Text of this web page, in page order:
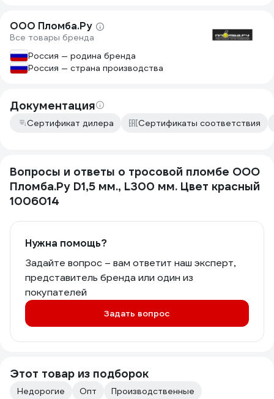
ООО Пломба.Ру
Все товары бренда
Россия — родина бренда
Россия — страна производства
Документация
Сертификат дилера Сертификаты соответствия
Вопросы и ответы о тросовой пломбе ООО
Пломба.Ру D1,5 мм., L300 мм. Цвет красный
1006014
Нужна помощь?
Задайте вопрос – вам ответит наш эксперт,
представитель бренда или один из
покупателей
Задать вопрос
Этот товар из подборок
Недорогие Опт
Производственные